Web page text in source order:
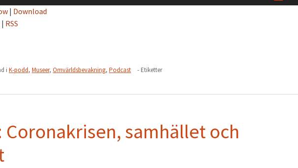
| Download
| RSS
i K-podd, Museer, Omvärldsbevakning, Podcast - Etiketter
Coronakrisen, samhället och